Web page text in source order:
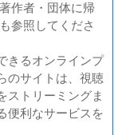
作者・団体に帰
参照してくださ
きるオンラインプ
のサイトは、視聴
ストリーミングま
便利なサービスを